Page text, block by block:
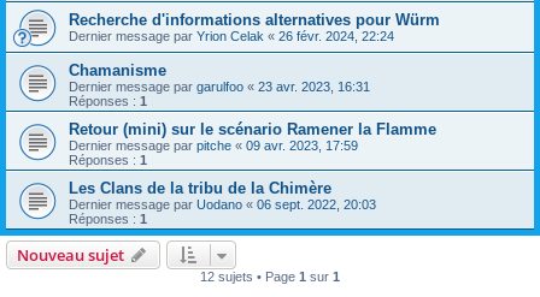
Recherche d'informations alternatives pour Würm
Dernier message par Yrion Celak « 26 févr. 2024, 22:24
Chamanisme
Dernier message par garulfoo « 23 avr. 2023, 16:31
Réponses : 1
Retour (mini) sur le scénario Ramener la Flamme
Dernier message par pitche « 09 avr. 2023, 17:59
Réponses : 1
Les Clans de la tribu de la Chimère
Dernier message par Uodano « 06 sept. 2022, 20:03
Réponses : 1
Nouveau sujet
12 sujets • Page 1 sur 1